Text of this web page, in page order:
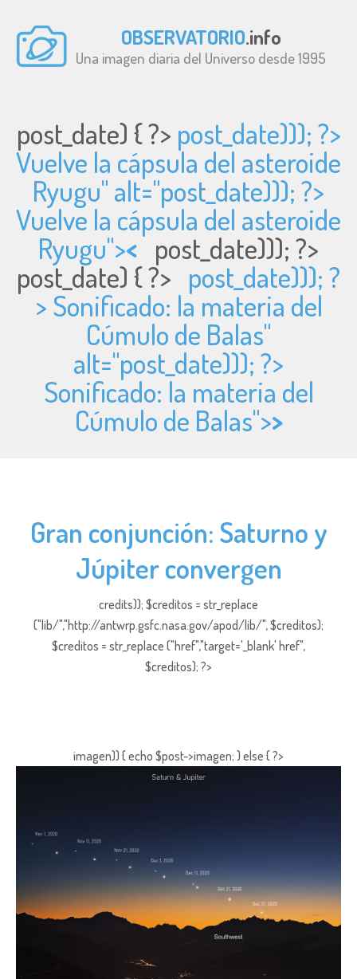
OBSERVATORIO.info
Una imagen diaria del Universo desde 1995
post_date) { ?> post_date))); ?>
Vuelve la cápsula del asteroide
Ryugu" alt="post_date))); ?>
Vuelve la cápsula del asteroide
Ryugu">< post_date))); ?>
post_date) { ?> post_date))); ?
> Sonificado: la materia del
Cúmulo de Balas"
alt="post_date))); ?>
Sonificado: la materia del
Cúmulo de Balas">>
Gran conjunción: Saturno y
Júpiter convergen
credits)); $creditos = str_replace
("lib/","http://antwrp.gsfc.nasa.gov/apod/lib/", $creditos);
$creditos = str_replace ("href","target='_blank' href",
$creditos); ?>
imagen)) { echo $post->imagen; } else { ?>